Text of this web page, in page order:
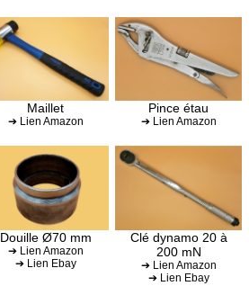
Maillet
➔ Lien Amazon
Pince étau
➔ Lien Amazon
Douille Ø70 mm
➔ Lien Amazon
➔ Lien Ebay
Clé dynamo 20 à
200 mN
➔ Lien Amazon
➔ Lien Ebay